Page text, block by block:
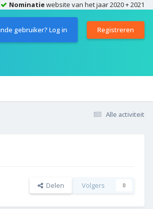
Nominatiewebsite van het jaar 2020 + 2021
gebruiker? Log in Registreren
Alle activiteit
Delen Volgers 0